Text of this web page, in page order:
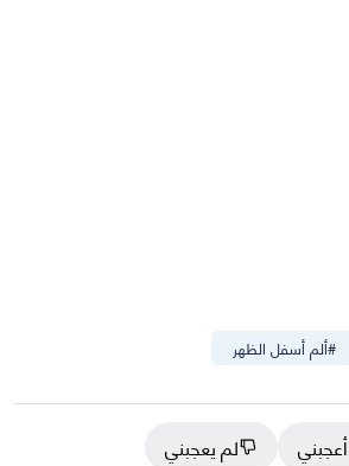
#ألم أسفل الظهر
أعجبني
لم يعجبني